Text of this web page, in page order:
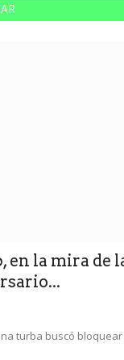
en la mira de
turba buscó